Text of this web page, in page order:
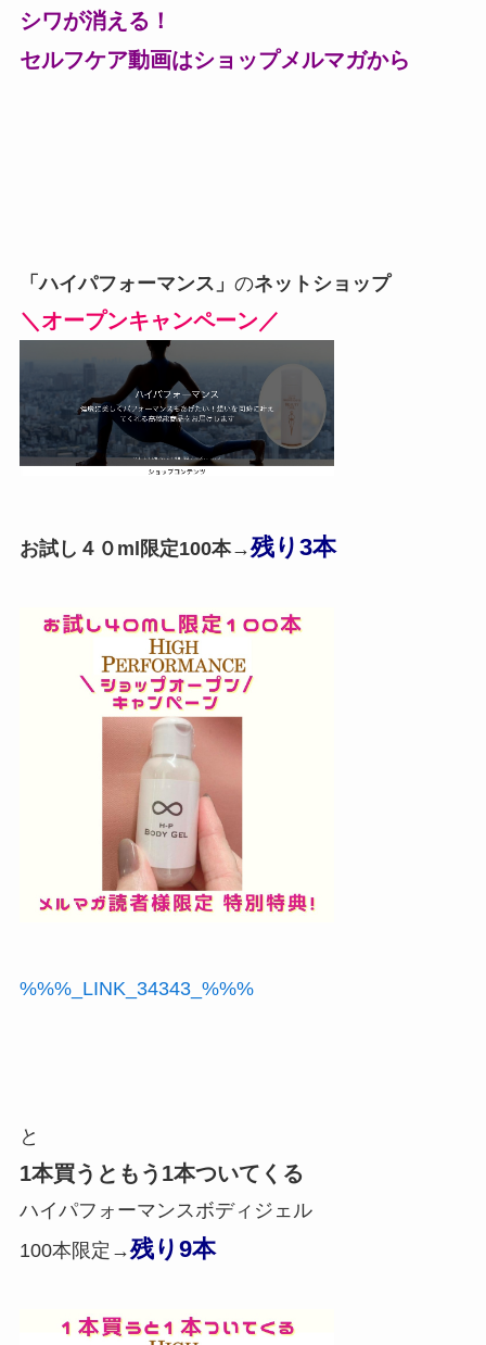
シワが消える！
セルフケア動画はショップメルマガから
「ハイパフォーマンス」 のネットショップ
＼オープンキャンペーン／
お試し４０ml限定100本→残り3本
%%%_LINK_34343_%%%
と
1本買うともう1本ついてくる
ハイパフォーマンスボディジェル
100本限定→残り9本